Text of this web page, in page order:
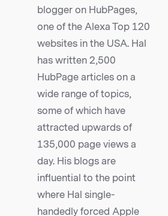
blogger on HubPages,
one of the Alexa Top 120
websites in the USA. Hal
has written 2,500
HubPage articles on a
wide range of topics,
some of which have
attracted upwards of
135,000 page views a
day. His blogs are
influential to the point
where Hal single-
handedly forced Apple